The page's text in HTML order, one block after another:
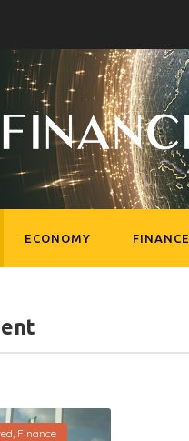
ECONOMY FINANCE
Finance